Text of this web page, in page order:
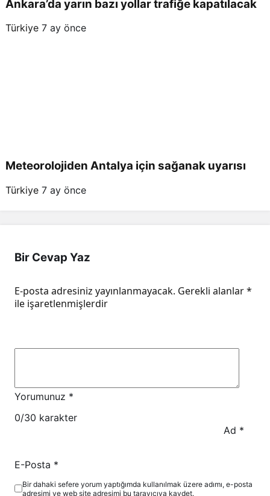
Ankara’da yarın bazı yollar trafiğe kapatılacak
Türkiye 7 ay önce
Meteorolojiden Antalya için sağanak uyarısı
Türkiye 7 ay önce
Bir Cevap Yaz
E-posta adresiniz yayınlanmayacak. Gerekli alanlar*
ile işaretlenmişlerdir
Yorumunuz *
0/30 karakter
Ad *
E-Posta *
Bir dahaki sefere yorum yaptığımda kullanılmak üzere adımı, e-posta
adresimi ve web site adresimi bu tarayıcıya kaydet.